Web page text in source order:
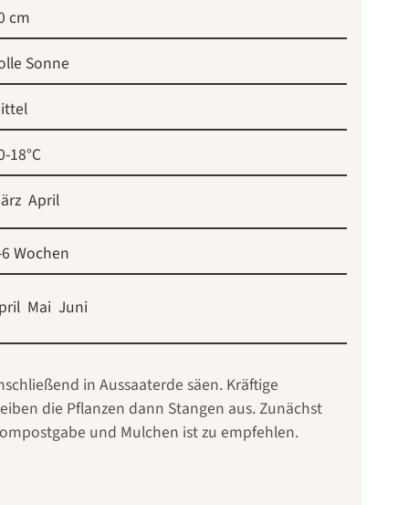
cm
Sonne
18°C
April
Wochen
Mai Juni
in Aussaaterde säen. Kräftige
die Pflanzen dann Stangen aus. Zunächst
und Mulchen ist zu empfehlen.